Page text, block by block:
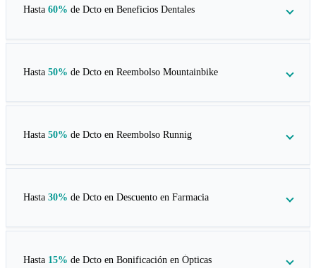
Hasta 60% de Dcto en Beneficios Dentales
Hasta 50% de Dcto en Reembolso Mountainbike
Hasta 50% de Dcto en Reembolso Runnig
Hasta 30% de Dcto en Descuento en Farmacia
Hasta 15% de Dcto en Bonificación en Ópticas